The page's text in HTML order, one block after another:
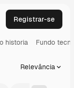
Registrar-se
historia Fundo
Relevância